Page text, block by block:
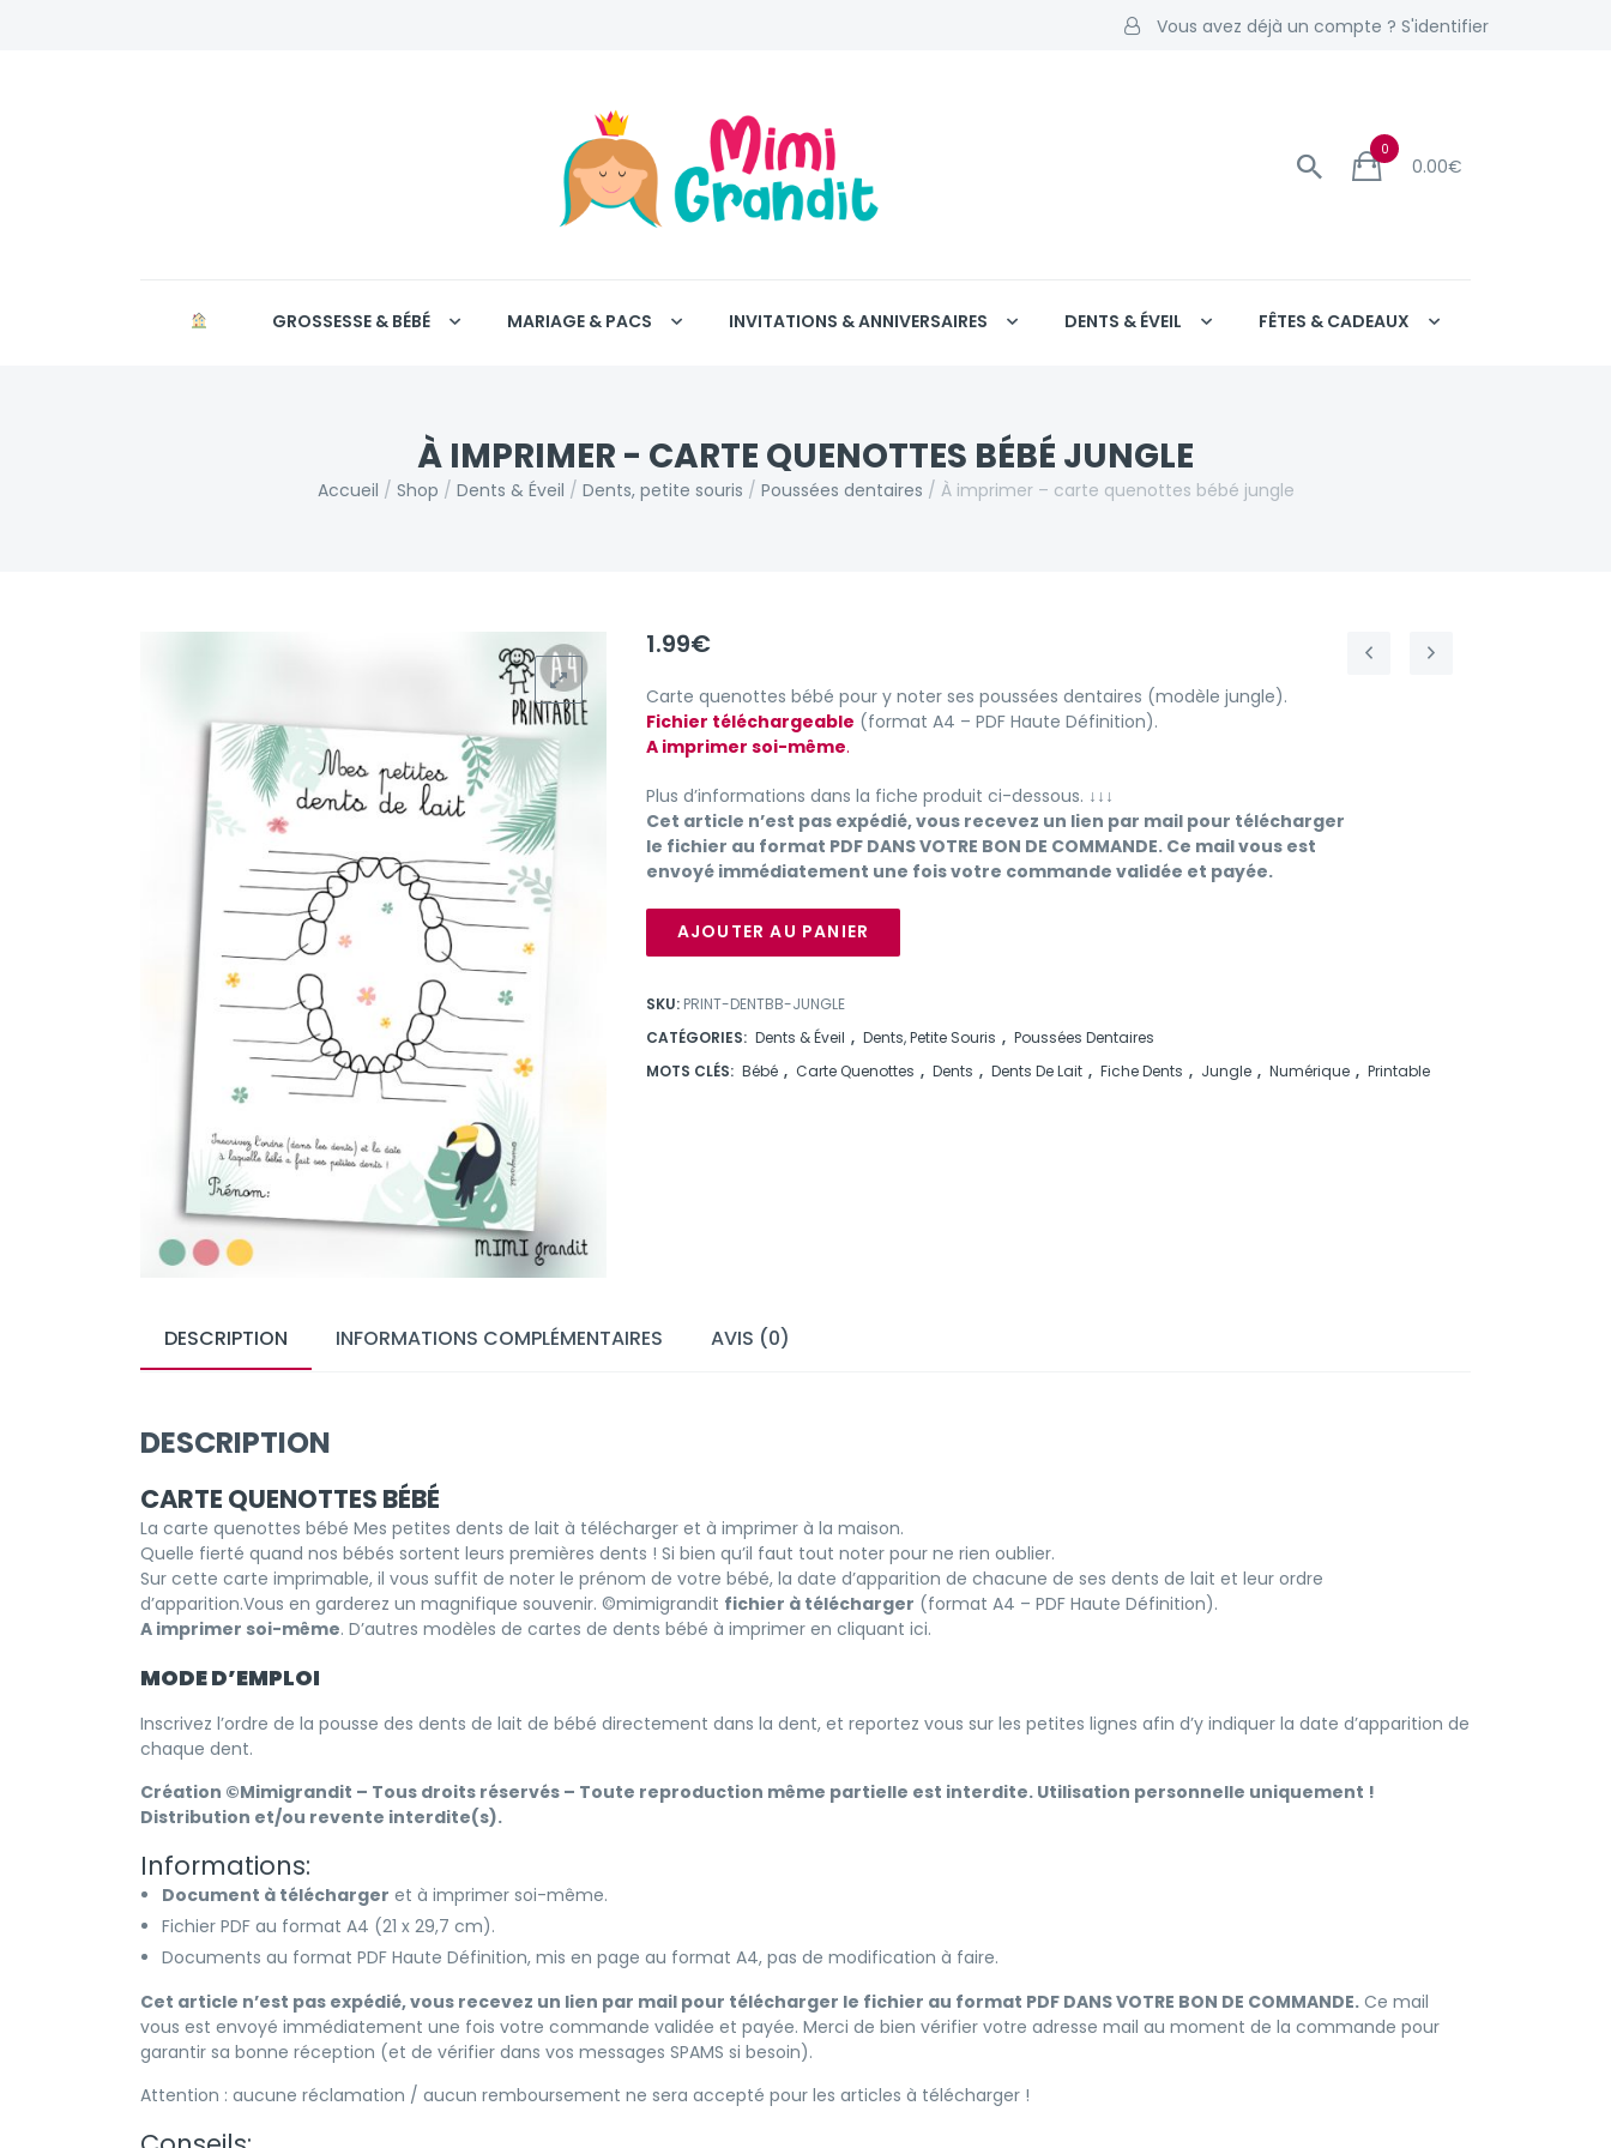
Vous avez déjà un compte ? S'identifier
0
0.00€
GROSSESSE & BÉBÉ MARIAGE & PACS INVITATIONS & ANNIVERSAIRES DENTS & ÉVEIL FÊTES & CADEAUX
À IMPRIMER - CARTE QUENOTTES BÉBÉ JUNGLE
Accueil / Shop / Dents & Éveil / Dents, petite souris / Poussées dentaires / À imprimer – carte quenottes bébé jungle
1.99€
Carte quenottes bébé pour y noter ses poussées dentaires (modèle jungle).
Fichier téléchargeable (format A4 – PDF Haute Définition).
A imprimer soi-même.
Plus d’informations dans la fiche produit ci-dessous. ↓↓↓
Cet article n’est pas expédié, vous recevez un lien par mail pour télécharger
le fichier au format PDF DANS VOTRE BON DE COMMANDE. Ce mail vous est
envoyé immédiatement une fois votre commande validée et payée.
AJOUTER AU PANIER
SKU: PRINT-DENTBB-JUNGLE
CATÉGORIES: Dents & Éveil , Dents, Petite Souris , Poussées Dentaires
MOTS CLÉS: Bébé , Carte Quenottes , Dents , Dents De Lait , Fiche Dents , Jungle , Numérique , Printable
DESCRIPTION INFORMATIONS COMPLÉMENTAIRES AVIS (0)
DESCRIPTION
CARTE QUENOTTES BÉBÉ
La carte quenottes bébé Mes petites dents de lait à télécharger et à imprimer à la maison.
Quelle fierté quand nos bébés sortent leurs premières dents ! Si bien qu’il faut tout noter pour ne rien oublier.
Sur cette carte imprimable, il vous suffit de noter le prénom de votre bébé, la date d’apparition de chacune de ses dents de lait et leur ordre
d’apparition.Vous en garderez un magnifique souvenir. ©mimigrandit fichier à télécharger (format A4 – PDF Haute Définition).
A imprimer soi-même. D’autres modèles de cartes de dents bébé à imprimer en cliquant ici.
MODE D’EMPLOI
Inscrivez l’ordre de la pousse des dents de lait de bébé directement dans la dent, et reportez vous sur les petites lignes afin d’y indiquer la date d’apparition de
chaque dent.
Création ©Mimigrandit – Tous droits réservés – Toute reproduction même partielle est interdite. Utilisation personnelle uniquement !
Distribution et/ou revente interdite(s).
Informations:
Document à télécharger et à imprimer soi-même.
Fichier PDF au format A4 (21 x 29,7 cm).
Documents au format PDF Haute Définition, mis en page au format A4, pas de modification à faire.
Cet article n’est pas expédié, vous recevez un lien par mail pour télécharger le fichier au format PDF DANS VOTRE BON DE COMMANDE. Ce mail
vous est envoyé immédiatement une fois votre commande validée et payée. Merci de bien vérifier votre adresse mail au moment de la commande pour
garantir sa bonne réception (et de vérifier dans vos messages SPAMS si besoin).
Attention : aucune réclamation / aucun remboursement ne sera accepté pour les articles à télécharger !